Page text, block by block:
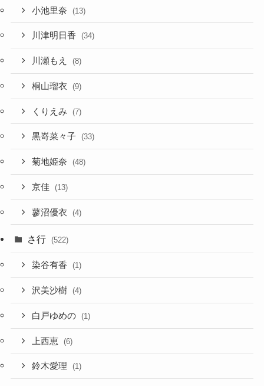
小池里奈 (13)
川津明日香 (34)
川瀬もえ (8)
桐山瑠衣 (9)
くりえみ (7)
黒嵜菜々子 (33)
菊地姫奈 (48)
京佳 (13)
蓼沼優衣 (4)
さ行 (522)
染谷有香 (1)
沢美沙樹 (4)
白戸ゆめの (1)
上西恵 (6)
鈴木愛理 (1)